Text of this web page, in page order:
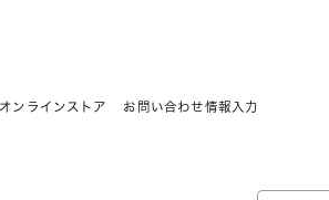
ンラインストア お問い合わせ情報入力